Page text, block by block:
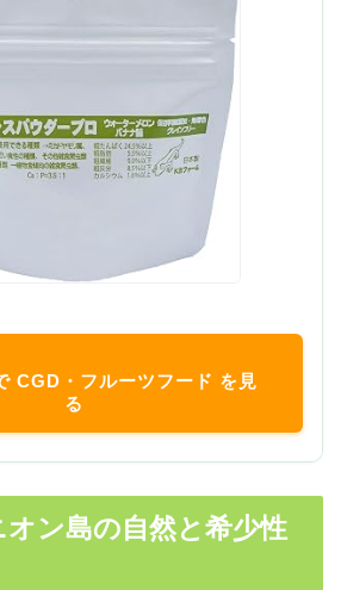
CGD・フルーツフード を見
る
オン島の自然と希少性